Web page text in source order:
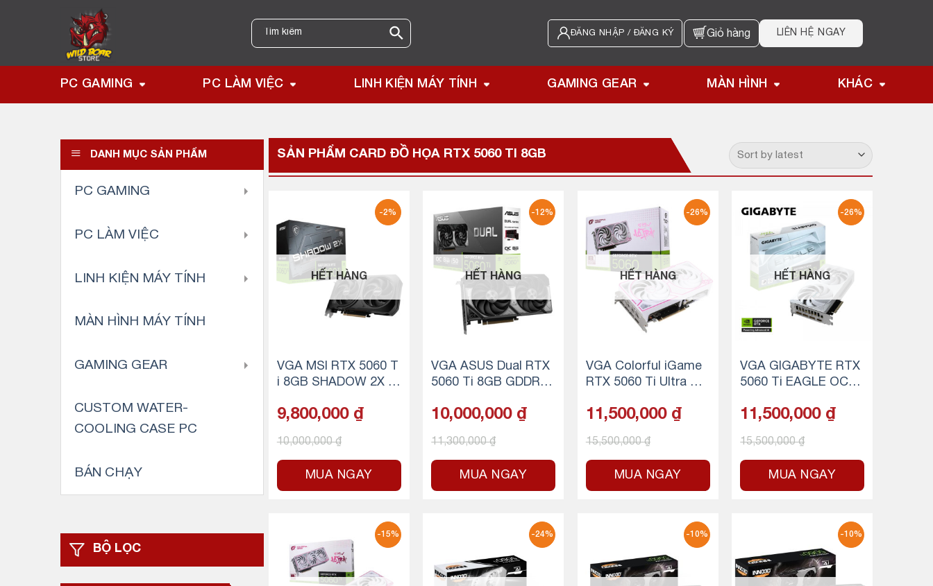
Tìm
kiếm:
ĐĂNG NHẬP / ĐĂNG KÝ Giỏ hàng LIÊN HỆ NGAY
PC GAMING PC LÀM VIỆC LINH KIỆN MÁY TÍNH GAMING GEAR MÀN HÌNH KHÁC
DANH MỤC SẢN PHẨM
PC GAMING
PC LÀM VIỆC
LINH KIỆN MÁY TÍNH
MÀN HÌNH MÁY TÍNH
GAMING GEAR
CUSTOM WATER-
COOLING CASE PC
BÁN CHẠY
BỘ LỌC
SẢN PHẨM CARD ĐỒ HỌA RTX 5060 TI 8GB
-2%
HẾT HÀNG
VGA MSI RTX 5060 T
i 8GB SHADOW 2X Pl
9,800,000 ₫
10,000,000₫
MUA NGAY
-12%
HẾT HÀNG
VGA ASUS Dual RTX
5060 Ti 8GB GDDR7
10,000,000 ₫
11,300,000₫
MUA NGAY
-26%
HẾT HÀNG
VGA Colorful iGame
RTX 5060 Ti Ultra W
11,500,000 ₫
15,500,000₫
MUA NGAY
-26%
HẾT HÀNG
VGA GIGABYTE RTX
5060 Ti EAGLE OC IC
11,500,000 ₫
15,500,000₫
MUA NGAY
-15% -24% -10% -10%